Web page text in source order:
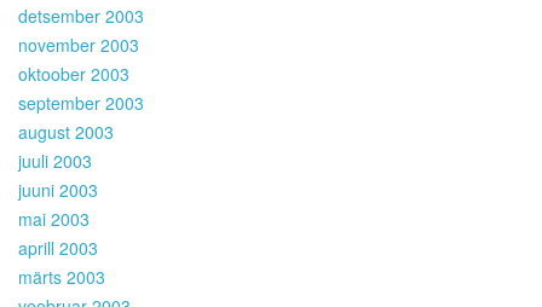
detsember 2003
november 2003
oktoober 2003
september 2003
august 2003
juuli 2003
juuni 2003
mai 2003
aprill 2003
märts 2003